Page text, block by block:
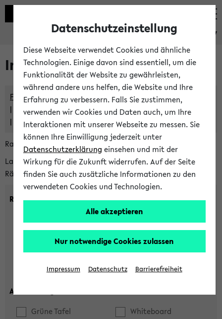
eKVV
Im eKVV verwaltete Räume
Freie Räume und Veranstaltungsüberschneidungen
Raumüberschneidungen
Hinweise der zentralen Raumvergabe
Raumanfragen:
raumvergabe@uni-bielefeld.de
Lassen Sie sich alle Räume anzeigen oder suchen Sie nach
Räumen mit bestimmten Eigenschaften:
Raumkriterien:
max. Plätze:
Ausstattung:
Grüne Tafel
Whiteboard
Datenschutzeinstellung
Diese Webseite verwendet Cookies und ähnliche
Technologien. Einige davon sind essentiell, um die
Funktionalität der Website zu gewährleisten,
während andere uns helfen, die Website und Ihre
Erfahrung zu verbessern. Falls Sie zustimmen,
verwenden wir Cookies und Daten auch, um Ihre
Interaktionen mit unserer Webseite zu messen. Sie
können Ihre Einwilligung jederzeit unter
Datenschutzerklärung einsehen und mit der
Wirkung für die Zukunft widerrufen. Auf der Seite
finden Sie auch zusätzliche Informationen zu den
verwendeten Cookies und Technologien.
Alle akzeptieren
Nur notwendige Cookies zulassen
Impressum Datenschutz Barrierefreiheit